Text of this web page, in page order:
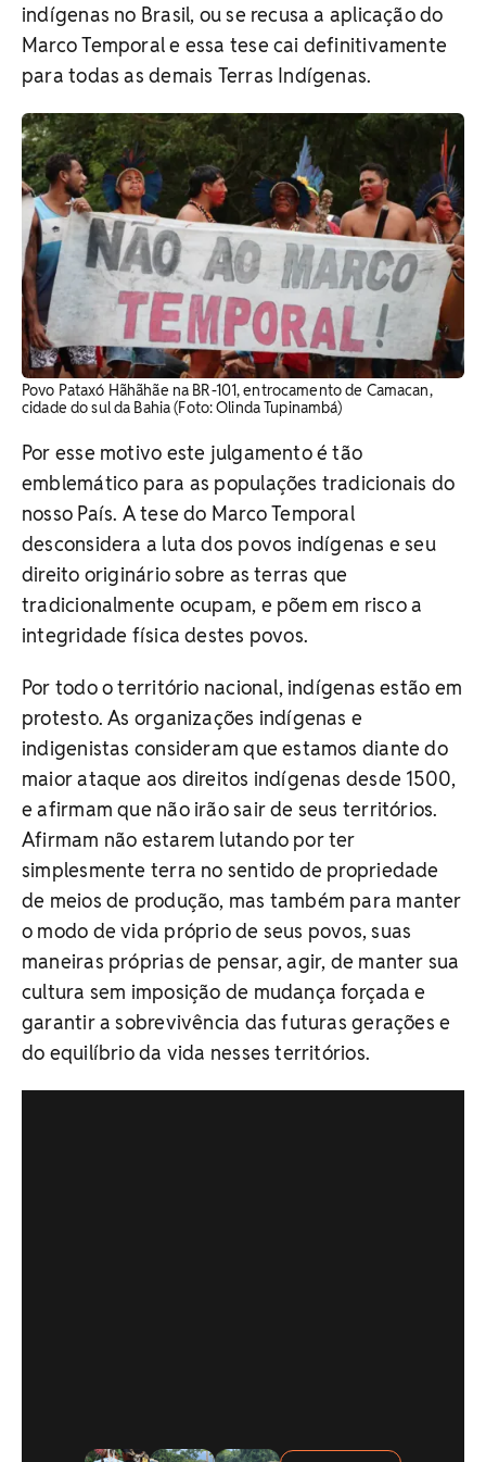
indígenas no Brasil, ou se recusa a aplicação do
Marco Temporal e essa tese cai definitivamente
para todas as demais Terras Indígenas.
Povo Pataxó Hãhãhãe na BR-101, entrocamento de Camacan,
cidade do sul da Bahia (Foto: Olinda Tupinambá)
Por esse motivo este julgamento é tão
emblemático para as populações tradicionais do
nosso País. A tese do Marco Temporal
desconsidera a luta dos povos indígenas e seu
direito originário sobre as terras que
tradicionalmente ocupam, e põem em risco a
integridade física destes povos.
Por todo o território nacional, indígenas estão em
protesto. As organizações indígenas e
indigenistas consideram que estamos diante do
maior ataque aos direitos indígenas desde 1500,
e afirmam que não irão sair de seus territórios.
Afirmam não estarem lutando por ter
simplesmente terra no sentido de propriedade
de meios de produção, mas também para manter
o modo de vida próprio de seus povos, suas
maneiras próprias de pensar, agir, de manter sua
cultura sem imposição de mudança forçada e
garantir a sobrevivência das futuras gerações e
do equilíbrio da vida nesses territórios.